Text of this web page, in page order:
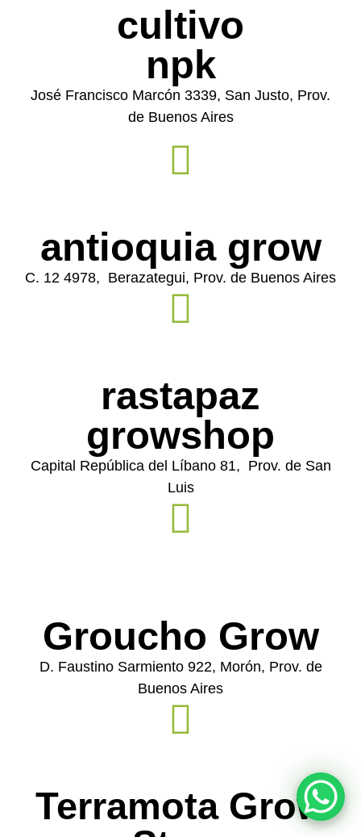
cultivo
npk
José Francisco Marcón 3339, San Justo, Prov.
de Buenos Aires
antioquia grow
C. 12 4978, Berazategui, Prov. de Buenos Aires
rastapaz
growshop
Capital República del Líbano 81, Prov. de San
Luis
Groucho Grow
D. Faustino Sarmiento 922, Morón, Prov. de
Buenos Aires
Terramota Grow